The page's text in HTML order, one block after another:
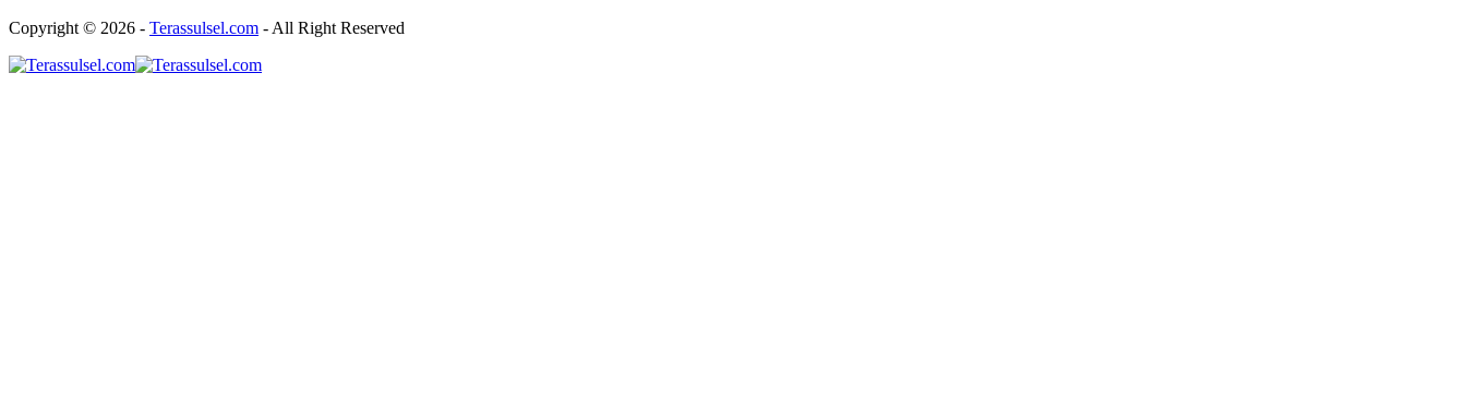
Copyright © 2026 - Terassulsel.com - All Right Reserved